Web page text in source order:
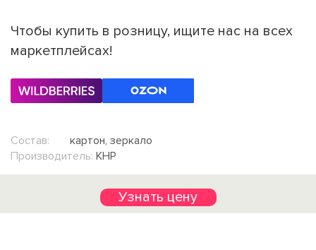
Чтобы купить в розницу, ищите нас на всех
маркетплейсах!
Состав:
картон, зеркало
Производитель: КНР
Узнать цену